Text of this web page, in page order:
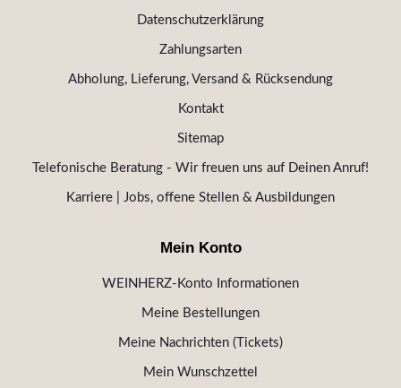
Datenschutzerklärung
Zahlungsarten
Abholung, Lieferung, Versand & Rücksendung
Kontakt
Sitemap
Telefonische Beratung - Wir freuen uns auf Deinen Anruf!
Karriere | Jobs, offene Stellen & Ausbildungen
Mein Konto
WEINHERZ-Konto Informationen
Meine Bestellungen
Meine Nachrichten (Tickets)
Mein Wunschzettel